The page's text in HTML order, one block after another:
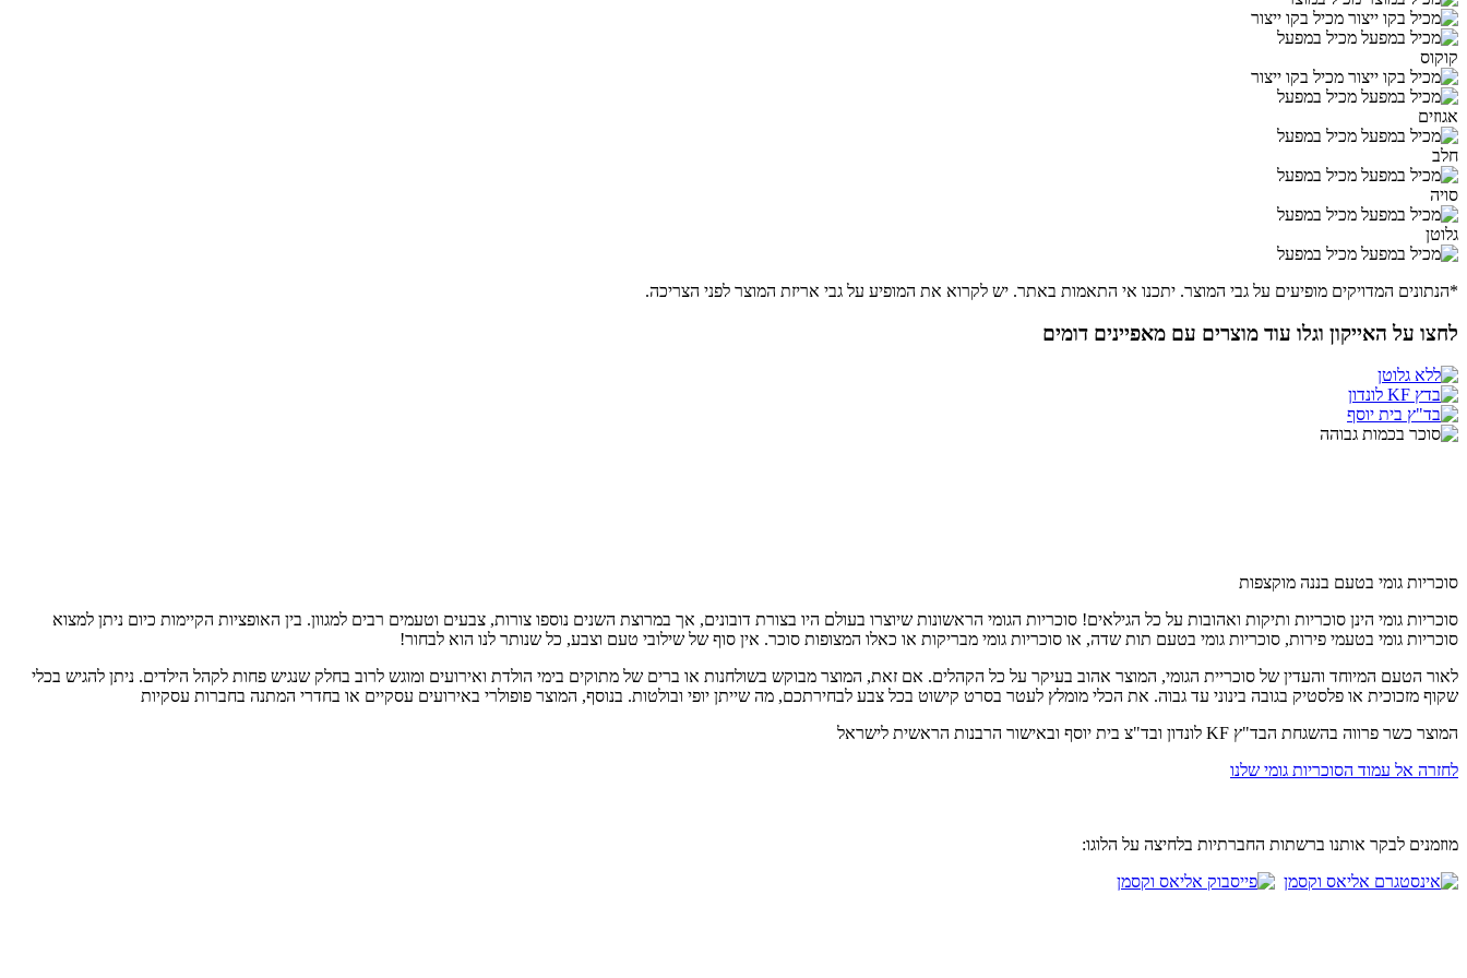
מכיל בקו ייצור
מכיל במפעל
קוקוס
מכיל בקו ייצור
מכיל במפעל
אגוזים
מכיל במפעל
חלב
מכיל במפעל
סויה
מכיל במפעל
גלוטן
מכיל במפעל
*הנתונים המדויקים מופיעים על גבי המוצר. יתכנו אי התאמות באתר. יש לקרוא את המופיע על גבי אריזת המוצר לפני הצריכה.
לחצו על האייקון וגלו עוד מוצרים עם מאפיינים דומים
סוכריות גומי בטעם בננה מוקצפות
סוכריות גומי הינן סוכריות ותיקות ואהובות על כל הגילאים! סוכריות הגומי הראשונות שיוצרו בעולם היו בצורת דובונים, אך במרוצת השנים נוספו צורות, צבעים וטעמים רבים למגוון. בין האופציות הקיימות כיום ניתן למצוא
סוכריות גומי בטעמי פירות, סוכריות גומי בטעם תות שדה, או סוכריות גומי מבריקות או כאלו המצופות סוכר. אין סוף של שילובי טעם וצבע, כל שנותר לנו הוא לבחור!
לאור הטעם המיוחד והעדין של סוכריית הגומי, המוצר אהוב בעיקר על כל הקהלים. אם זאת, המוצר מבוקש בשולחנות או ברים של מתוקים בימי הולדת ואירועים ומוגש לרוב בחלק שנגיש פחות לקהל הילדים. ניתן להגיש בכלי
שקוף מזכוכית או פלסטיק בגובה בינוני עד גבוה. את הכלי מומלץ לעטר בסרט קישוט בכל צבע לבחירתכם, מה שייתן יופי ובולטות. בנוסף, המוצר פופולרי באירועים עסקיים או בחדרי המתנה בחברות עסקיות
המוצר כשר פרווה בהשגחת הבד"ץ KF לונדון ובד"צ בית יוסף ובאישור הרבנות הראשית לישראל
לחזרה אל עמוד הסוכריות גומי שלנו
מוזמנים לבקר אותנו ברשתות החברתיות בלחיצה על הלוגו: